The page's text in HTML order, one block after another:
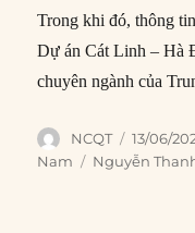
Trong khi đó, thông
Dự án Cát Linh – Hà
chuyên ngành của
Author
NCQT
Posted
on
13/06/
Nam
Tags
Nguyễn